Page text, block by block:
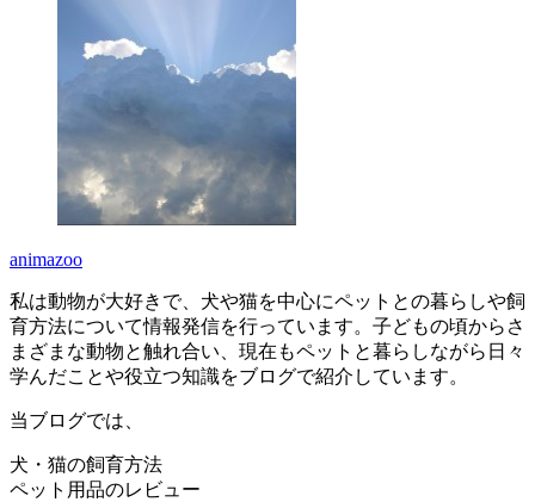
animazoo
私は動物が大好きで、犬や猫を中心にペットとの暮らしや飼
育方法について情報発信を行っています。子どもの頃からさ
まざまな動物と触れ合い、現在もペットと暮らしながら日々
学んだことや役立つ知識をブログで紹介しています。
当ブログでは、
犬・猫の飼育方法
ペット用品のレビュー